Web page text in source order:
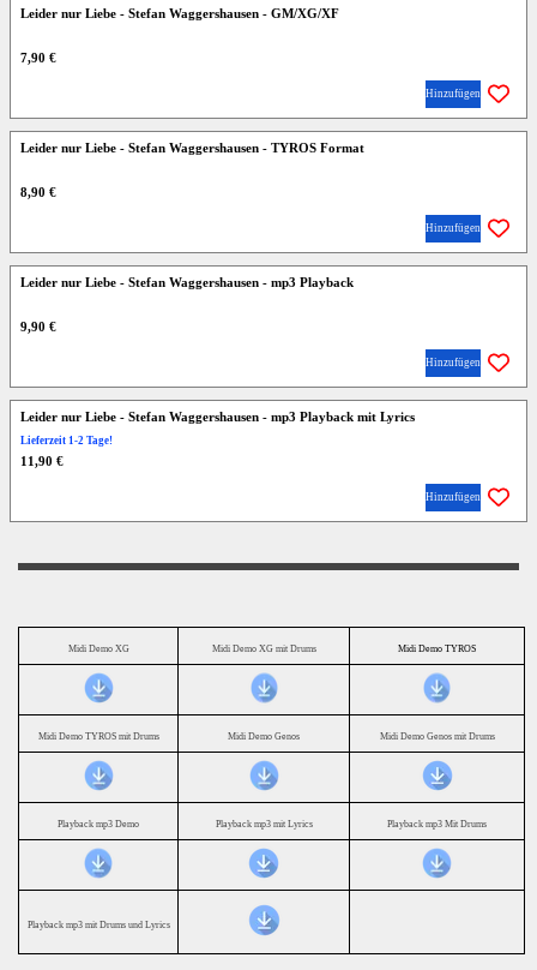
Leider nur Liebe - Stefan Waggershausen - GM/XG/XF
7,90 €
Hinzufügen
Leider nur Liebe - Stefan Waggershausen - TYROS Format
8,90 €
Hinzufügen
Leider nur Liebe - Stefan Waggershausen - mp3 Playback
9,90 €
Hinzufügen
Leider nur Liebe - Stefan Waggershausen - mp3 Playback mit Lyrics
Lieferzeit 1-2 Tage!
11,90 €
Hinzufügen
Midi Demo XG Midi Demo XG mit Drums Midi Demo TYROS
Midi Demo TYROS mit Drums Midi Demo Genos Midi Demo Genos mit Drums
Playback mp3 Demo Playback mp3 mit Lyrics Playback mp3 Mit Drums
Playback mp3 mit Drums und Lyrics